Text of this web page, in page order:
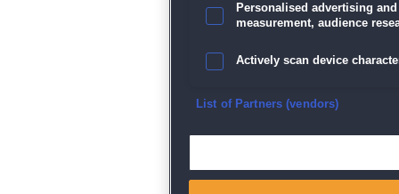
Personalised advertising
measurement, audience
Actively scan device
Ensure security, prevent
List of Partners (vendors)